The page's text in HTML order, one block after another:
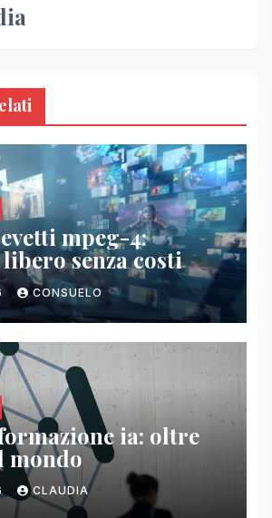
mpeg-4:
senza costi
CONSUELO
ia: oltre
mondo
CLAUDIA